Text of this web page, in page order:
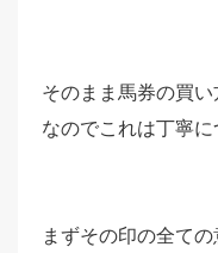
そのまま馬券の買い
なのでこれは丁寧に
まずその印の全ての